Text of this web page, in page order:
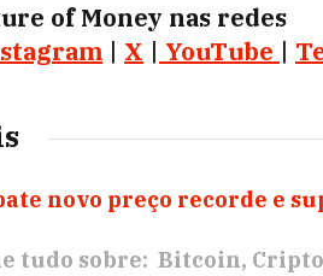
of Money nas redes
| X | YouTube |
novo preço recorde e
tudo sobre: Bitcoin